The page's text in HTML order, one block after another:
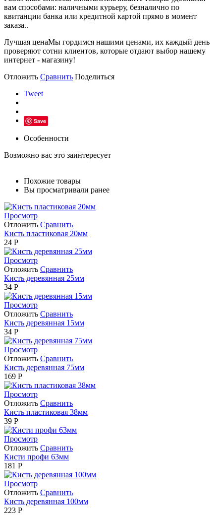
вам способами: наличными курьеру, безналично по
квитанции банка или кредитной картой прямо в момент
заказа..
Лучшая ценаМы гордимся нашими ценами, их каждый день
проверяют сотни клиентов, которые отдают выбор нашему
интернет - магазину!
Отложить Сравнить Поделиться
Tweet
Save
Особенности
Возможно вас это заинтересует
Похожие товары
Вы просматривали ранее
Просмотр
Отложить Сравнить
Кисть пластиковая 20мм
24 Р
Просмотр
Отложить Сравнить
Кисть деревянная 25мм
34 Р
Просмотр
Отложить Сравнить
Кисть деревянная 15мм
34 Р
Просмотр
Отложить Сравнить
Кисть деревянная 75мм
169 Р
Просмотр
Отложить Сравнить
Кисть пластиковая 38мм
39 Р
Просмотр
Отложить Сравнить
Кисти профи 63мм
181 Р
Просмотр
Отложить Сравнить
Кисть деревянная 100мм
223 Р